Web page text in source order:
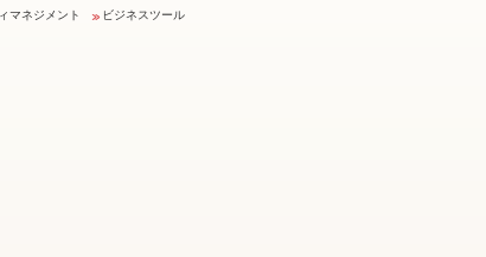
マネジメント ビジネスツール